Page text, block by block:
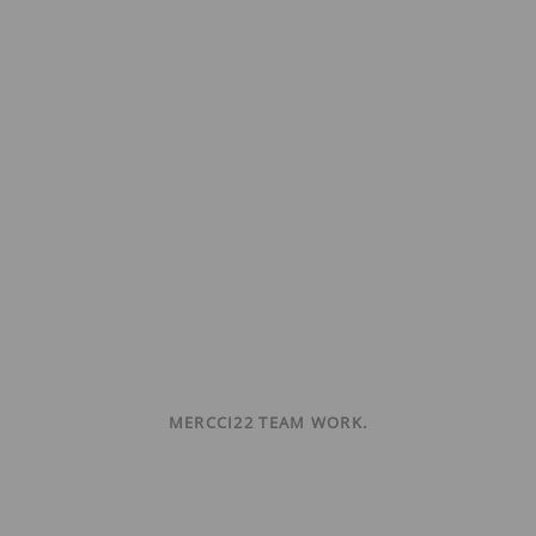
MERCCI22 TEAM WORK.